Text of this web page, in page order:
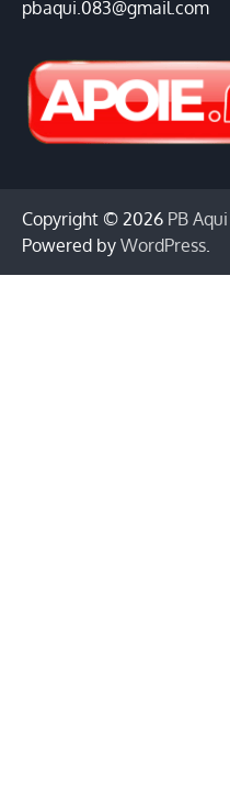
pbaqui.083@gmail.com
Copyright © 2026 PB Aqui
Powered by WordPress.